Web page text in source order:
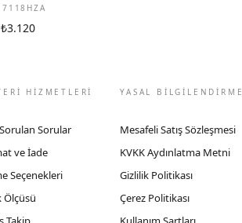
₺3.120
HİZMETLERİ
Sorulan Sorular
ve İade
Seçenekleri
Ölçüsü
YASAL BİLGİLENDİRME
Mesafeli Satış Sözleşmesi
KVKK Aydınlatma Metni
Gizlilik Politikası
Çerez Politikası